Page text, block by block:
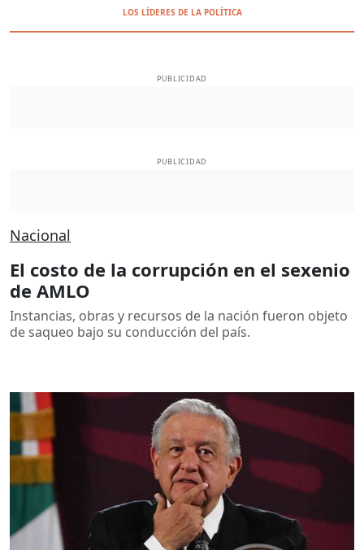
LOS LÍDERES DE LA POLÍTICA
PUBLICIDAD
PUBLICIDAD
Nacional
El costo de la corrupción en el sexenio
de AMLO
Instancias, obras y recursos de la nación fueron objeto
de saqueo bajo su conducción del país.